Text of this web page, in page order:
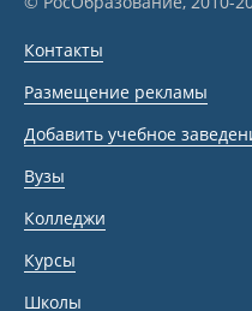
Контакты
Размещение рекламы
Добавить учебное
Вузы
Колледжи
Курсы
Школы